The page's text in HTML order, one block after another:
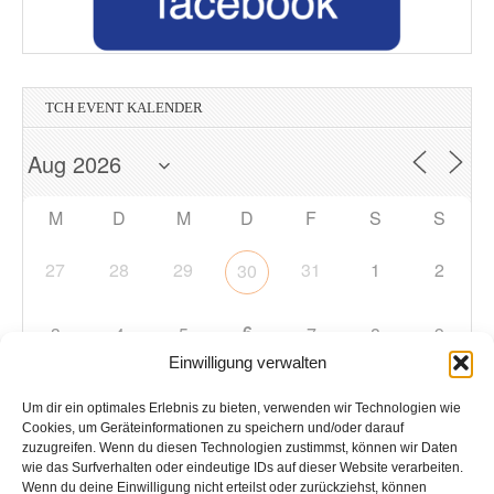
Einwilligung verwalten
Um dir ein optimales Erlebnis zu bieten, verwenden wir Technologien wie
Cookies, um Geräteinformationen zu speichern und/oder darauf
zuzugreifen. Wenn du diesen Technologien zustimmst, können wir Daten
wie das Surfverhalten oder eindeutige IDs auf dieser Website verarbeiten.
Wenn du deine Einwilligung nicht erteilst oder zurückziehst, können
TCH EVENT KALENDER
M D M D F S S
27 28 29 30 31 1 2
3 4 5 6 7 8 9
10 11 12 13 14 15
17 18 19 20 21 22 23